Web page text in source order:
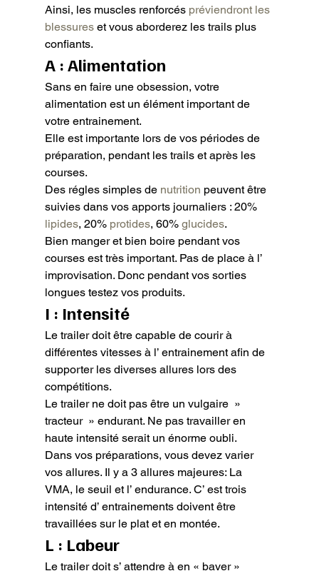
Ainsi, les muscles renforcés préviendront les
blessures et vous aborderez les trails plus
confiants.
A : Alimentation
Sans en faire une obsession, votre
alimentation est un élément important de
votre entrainement.
Elle est importante lors de vos périodes de
préparation, pendant les trails et après les
courses.
Des régles simples de nutrition peuvent être
suivies dans vos apports journaliers : 20%
lipides, 20% protides, 60% glucides.
Bien manger et bien boire pendant vos
courses est très important. Pas de place à l’
improvisation. Donc pendant vos sorties
longues testez vos produits.
I : Intensité
Le trailer doit être capable de courir à
différentes vitesses à l’ entrainement afin de
supporter les diverses allures lors des
compétitions.
Le trailer ne doit pas être un vulgaire  »
tracteur  » endurant. Ne pas travailler en
haute intensité serait un énorme oubli.
Dans vos préparations, vous devez varier
vos allures. Il y a 3 allures majeures: La
VMA, le seuil et l’ endurance. C’ est trois
intensité d’ entrainements doivent être
travaillées sur le plat et en montée.
L : Labeur
Le trailer doit s’ attendre à en « baver »